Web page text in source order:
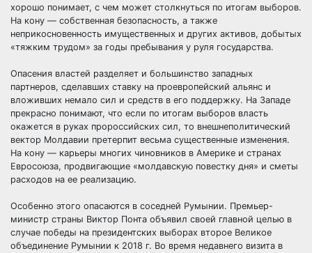
хорошо понимает, с чем может столкнуться по итогам выборов.
На кону — собственная безопасность, а также
неприкосновенность имущественных и других активов, добытых
«тяжким трудом» за годы пребывания у руля государства.
Опасения властей разделяет и большинство западных
партнеров, сделавших ставку на проевропейский альянс и
вложивших немало сил и средств в его поддержку. На Западе
прекрасно понимают, что если по итогам выборов власть
окажется в руках пророссийских сил, то внешнеполитический
вектор Молдавии претерпит весьма существенные изменения.
На кону — карьеры многих чиновников в Америке и странах
Евросоюза, продвигающие «молдавскую повестку дня» и сметы
расходов на ее реализацию.
Особенно этого опасаются в соседней Румынии. Премьер-
министр страны Виктор Понта объявил своей главной целью в
случае победы на президентских выборах второе Великое
объединение Румынии к 2018 г. Во время недавнего визита в